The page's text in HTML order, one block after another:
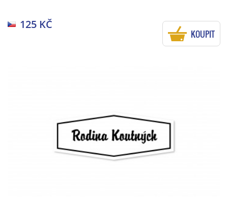
125 KČ
KOUPIT